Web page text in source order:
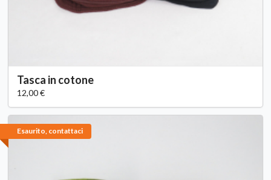
Tasca in cotone
12,00 €
Esaurito, contattaci